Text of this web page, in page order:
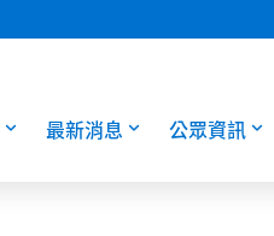
最新消息 公眾資訊